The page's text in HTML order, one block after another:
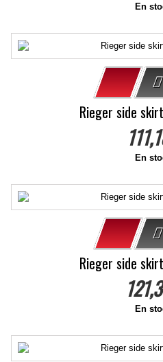
En
Rieger side
En
Rieger side
En